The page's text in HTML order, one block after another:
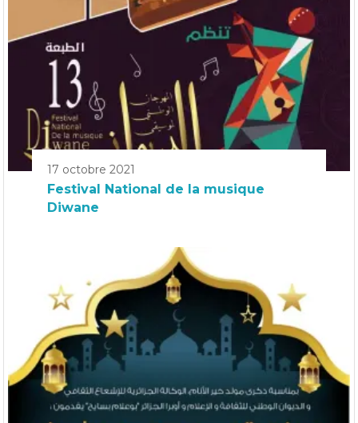
17 octobre 2021
Festival National de la musique
Diwane